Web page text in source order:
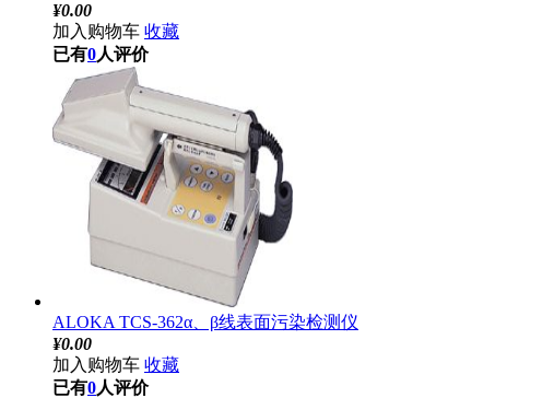
¥0.00
加入购物车 收藏
已有0人评价
ALOKA TCS-362α、β线表面污染检测仪
¥0.00
加入购物车 收藏
已有0人评价